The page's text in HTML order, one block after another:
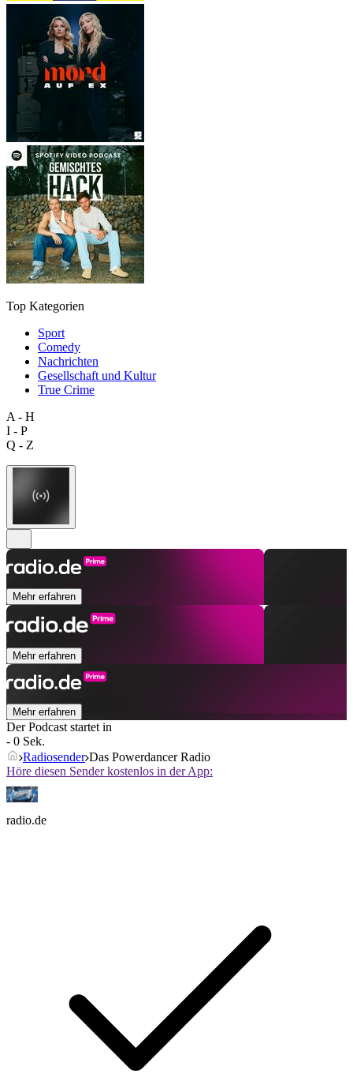
Top Kategorien
Sport
Comedy
Nachrichten
Gesellschaft und Kultur
True Crime
A - H
I - P
Q - Z
Mehr erfahren
Mehr erfahren
Mehr erfahren
Der Podcast startet in
- 0 Sek.
Radiosender Das Powerdancer Radio
Höre diesen Sender kostenlos in der App:
radio.de